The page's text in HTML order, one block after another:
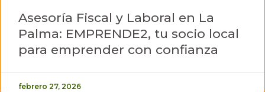
Asesoría Fiscal y Laboral en La
Palma: EMPRENDE2, tu socio local
para emprender con confianza
febrero 27, 2026